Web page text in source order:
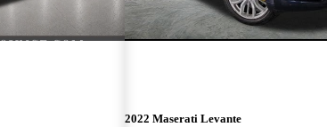
2022 Maserati Levante